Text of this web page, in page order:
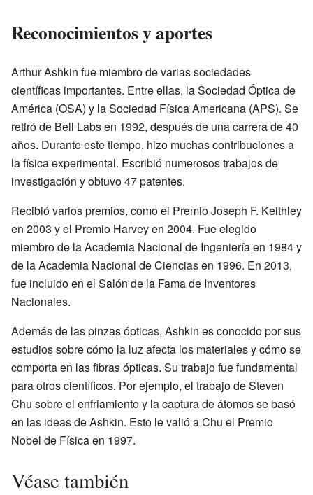
Reconocimientos y aportes
Arthur Ashkin fue miembro de varias sociedades
científicas importantes. Entre ellas, la Sociedad Óptica de
América (OSA) y la Sociedad Física Americana (APS). Se
retiró de Bell Labs en 1992, después de una carrera de 40
años. Durante este tiempo, hizo muchas contribuciones a
la física experimental. Escribió numerosos trabajos de
investigación y obtuvo 47 patentes.
Recibió varios premios, como el Premio Joseph F. Keithley
en 2003 y el Premio Harvey en 2004. Fue elegido
miembro de la Academia Nacional de Ingeniería en 1984 y
de la Academia Nacional de Ciencias en 1996. En 2013,
fue incluido en el Salón de la Fama de Inventores
Nacionales.
Además de las pinzas ópticas, Ashkin es conocido por sus
estudios sobre cómo la luz afecta los materiales y cómo se
comporta en las fibras ópticas. Su trabajo fue fundamental
para otros científicos. Por ejemplo, el trabajo de Steven
Chu sobre el enfriamiento y la captura de átomos se basó
en las ideas de Ashkin. Esto le valió a Chu el Premio
Nobel de Física en 1997.
Véase también